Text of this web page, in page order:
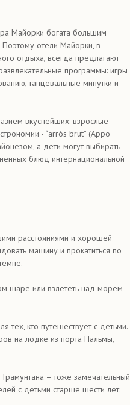
Майорки богата большим
отели Майорки, в
отдыха, всегда предлагают
программы: игры
танцевальные минутки и
вкуснейших: взрослые
- “arròs brut” (Арро
а дети могут выбирать
блюд интернациональной
расстояниями и хорошей
машину и прокатиться по
шаре или взлететь над морем
тех, кто путешествует с детьми.
на лодке из порта Пальмы,
– тоже замечательный
с детьми старше шести лет.